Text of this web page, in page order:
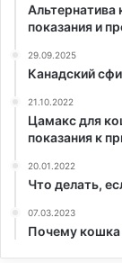
Альтернатива
показания и
29.09.2025
Канадский
21.10.2022
Цамакс для
показания к
20.01.2022
Что делать,
07.03.2023
Почему кошка